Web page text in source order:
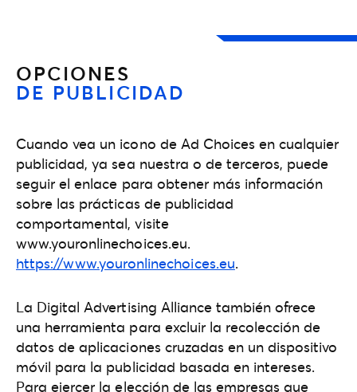
OPCIONES
DE PUBLICIDAD
Cuando vea un icono de Ad Choices en cualquier
publicidad, ya sea nuestra o de terceros, puede
seguir el enlace para obtener más información
sobre las prácticas de publicidad
comportamental, visite
www.youronlinechoices.eu.
https://www.youronlinechoices.eu.
La Digital Advertising Alliance también ofrece
una herramienta para excluir la recolección de
datos de aplicaciones cruzadas en un dispositivo
móvil para la publicidad basada en intereses.
Para ejercer la elección de las empresas que